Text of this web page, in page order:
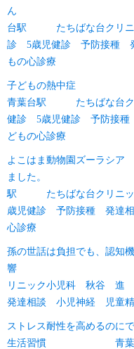
ん 青
台駅 たちばな台クリ
診 5歳児健診 予防接種
もの心診療
子どもの
青葉台駅 たちばな台
健診 5歳児健診 予防接
どもの心診療
よこはま動物園ズーラシ
ました。
駅 たちばな台クリニ
歳児健診 予防接種 発達
心診療
孫の世話は負担でも、認知
響 青葉区 青
リニック小児科 秋谷
発達相談 小児神経 児童
ストレス耐性を高めるのに
生活習慣 青葉区